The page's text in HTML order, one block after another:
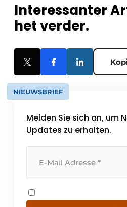
Interessanter
het verder.
NIEUWSBRIEF
Melden Sie sich an, um
Updates zu erhalten.